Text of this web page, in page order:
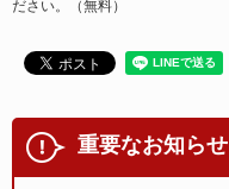
ださい。（無料）
重要なお知らせ